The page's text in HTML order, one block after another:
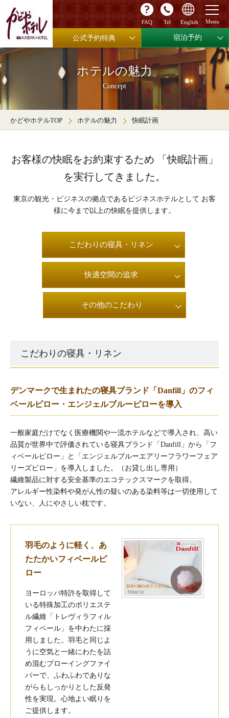
ホテルの魅力
Concept
かどやホテルTOP ホテルの魅力 快眠計画
お客様の快眠をお約束するため 「快眠計画」
を実行してきました。
東京の観光・ビジネスの拠点であるビジネスホテルとして お客
様に今まで以上の快眠を提供します。
こだわりの寝具・リネン
快適空間の追求
その他のこだわり
こだわりの寝具・リネン
デンマークで生まれたの寝具ブランド「Danfill」のフィ
ベールピロー・エンジェルブルーピローを導入
一般家庭だけでなく医療機関や一流ホテルなどで導入され、高い
品質が世界中で評価されている寝具ブランド「Danfill」から
「フ
ィベールピロー」と「エンジェルブルーエアリーフラワーフェア
リーズピロー」を導入しました。（お貸し出し専用）
繊維製品に対する安全基準のエコテックスマークを取得。
アレルギー性染料や発がん性の疑いのある染料等は一切使用して
いない、人にやさしい枕です。
羽毛のように軽く、あ
たたかいフィベールピ
ロー
ヨーロッパ特許を取得して
いる特殊加工のポリエステ
ル繊維「トレヴィラフィル
フィベール」を中わたに採
用しました。羽毛と同じよ
うに空気と一緒にわたを詰
め混むブローイングファイ
バーで、ふわふわでありな
がらもしっかりとした反発
性を実現。心地よい眠りを
ご提供します。
FAQ Tel English
公式予約特典 宿泊予約